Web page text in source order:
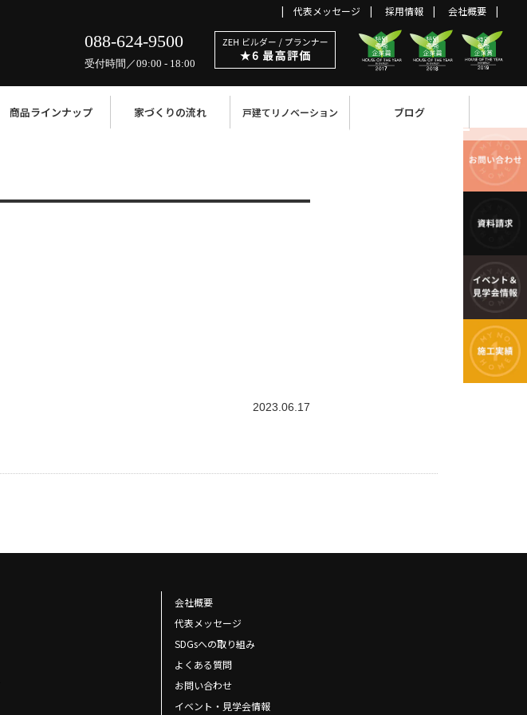
088-624-9500
受付時間／09:00 - 18:00
代表メッセージ 採用情報 会社概要
商品ラインナップ 家づくりの流れ 戸建てリノベーション ブログ
2023.06.17
会社概要
代表メッセージ
SDGsへの取り組み
よくある質問
お問い合わせ
イベント・見学会情報